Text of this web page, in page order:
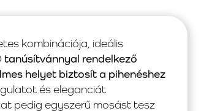
kombinációja, ideális
tanúsítvánnyal rendelkező
helyet biztosít a pihenéshez
és eleganciát
pedig egyszerű mosást tesz